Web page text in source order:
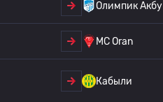
Олимпик Акбу
MC Oran
Кабыли